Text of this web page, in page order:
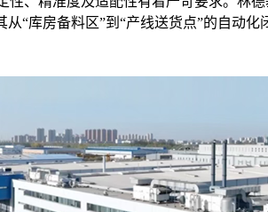
“库房备料区”到“产线送货点”的自动化